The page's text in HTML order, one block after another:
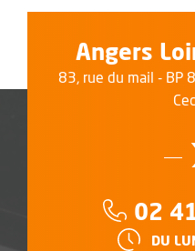
Angers
83, rue du mail - BP
02
DU